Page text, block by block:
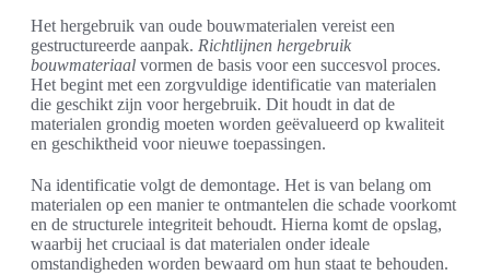
Het hergebruik van oude bouwmaterialen vereist een
gestructureerde aanpak. Richtlijnen hergebruik
bouwmateriaal vormen de basis voor een succesvol proces.
Het begint met een zorgvuldige identificatie van materialen
die geschikt zijn voor hergebruik. Dit houdt in dat de
materialen grondig moeten worden geëvalueerd op kwaliteit
en geschiktheid voor nieuwe toepassingen.
Na identificatie volgt de demontage. Het is van belang om
materialen op een manier te ontmantelen die schade voorkomt
en de structurele integriteit behoudt. Hierna komt de opslag,
waarbij het cruciaal is dat materialen onder ideale
omstandigheden worden bewaard om hun staat te behouden.